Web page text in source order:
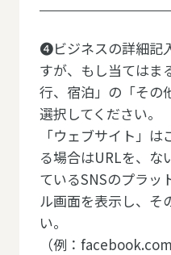
❹ビジネスの詳細記
すが、もし当てはま
行、宿泊」の「その
選択してください。
「ウェブサイト」
る場合はURLを、な
ているSNSのプラッ
ル画面を表示し、そ
い。
（例：